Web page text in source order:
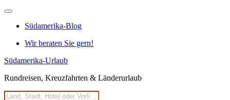
Zum
springenSüdamerika-Blog
Wir beraten Sie gern!
Südamerika-Urlaub
Rundreisen, Kreuzfahrten & Länderurlaub
Products